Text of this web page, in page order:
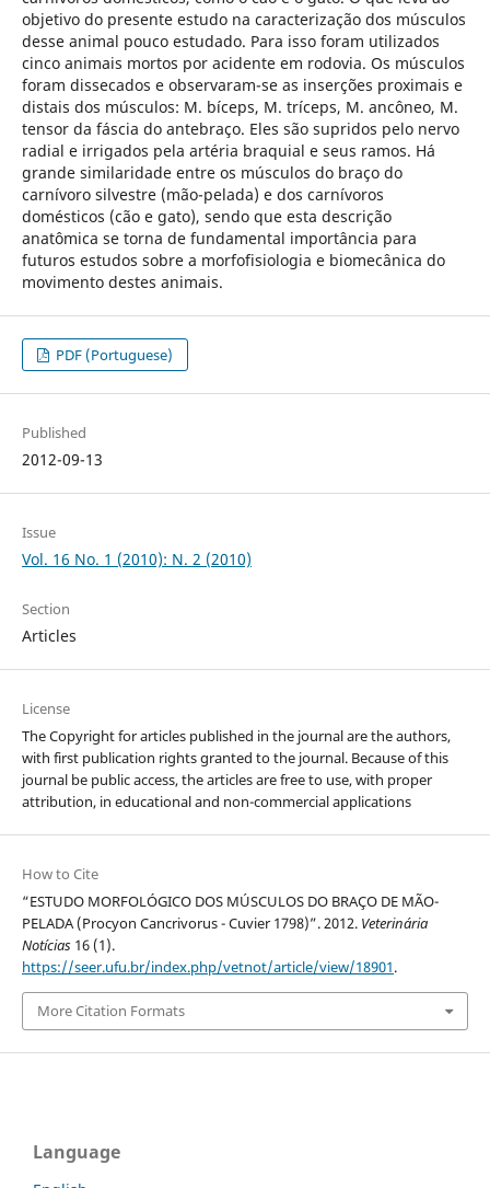
objetivo do presente estudo na caracterização dos músculos
desse animal pouco estudado. Para isso foram utilizados
cinco animais mortos por acidente em rodovia. Os músculos
foram dissecados e observaram-se as inserções proximais e
distais dos músculos: M. bíceps, M. tríceps, M. ancôneo, M.
tensor da fáscia do antebraço. Eles são supridos pelo nervo
radial e irrigados pela artéria braquial e seus ramos. Há
grande similaridade entre os músculos do braço do
carnívoro silvestre (mão-pelada) e dos carnívoros
domésticos (cão e gato), sendo que esta descrição
anatômica se torna de fundamental importância para
futuros estudos sobre a morfofisiologia e biomecânica do
movimento destes animais.
PDF (Portuguese)
Published
2012-09-13
Issue
Vol. 16 No. 1 (2010): N. 2 (2010)
Section
Articles
License
The Copyright for articles published in the journal are the authors,
with first publication rights granted to the journal. Because of this
journal be public access, the articles are free to use, with proper
attribution, in educational and non-commercial applications
How to Cite
“ESTUDO MORFOLÓGICO DOS MÚSCULOS DO BRAÇO DE MÃO-
PELADA (Procyon Cancrivorus - Cuvier 1798)”. 2012. Veterinária
Notícias16 (1).
https://seer.ufu.br/index.php/vetnot/article/view/18901.
More Citation Formats
Language